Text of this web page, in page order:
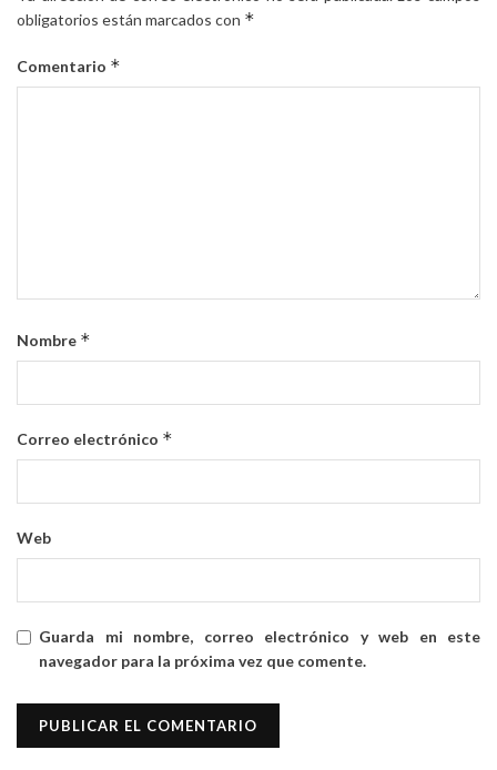
obligatorios están marcados con *
Comentario *
Nombre *
Correo electrónico *
Web
Guarda mi nombre, correo electrónico y web en este
navegador para la próxima vez que comente.